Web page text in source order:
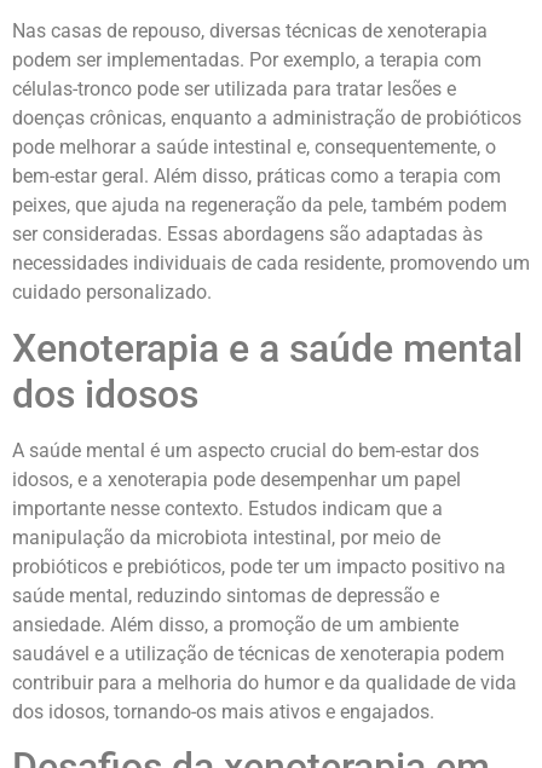
Nas casas de repouso, diversas técnicas de xenoterapia
podem ser implementadas. Por exemplo, a terapia com
células-tronco pode ser utilizada para tratar lesões e
doenças crônicas, enquanto a administração de probióticos
pode melhorar a saúde intestinal e, consequentemente, o
bem-estar geral. Além disso, práticas como a terapia com
peixes, que ajuda na regeneração da pele, também podem
ser consideradas. Essas abordagens são adaptadas às
necessidades individuais de cada residente, promovendo um
cuidado personalizado.
Xenoterapia e a saúde mental
dos idosos
A saúde mental é um aspecto crucial do bem-estar dos
idosos, e a xenoterapia pode desempenhar um papel
importante nesse contexto. Estudos indicam que a
manipulação da microbiota intestinal, por meio de
probióticos e prebióticos, pode ter um impacto positivo na
saúde mental, reduzindo sintomas de depressão e
ansiedade. Além disso, a promoção de um ambiente
saudável e a utilização de técnicas de xenoterapia podem
contribuir para a melhoria do humor e da qualidade de vida
dos idosos, tornando-os mais ativos e engajados.